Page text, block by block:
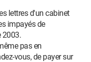
lettres d'un cabinet
impayés de
2003.
pas en
vous, de payer sur